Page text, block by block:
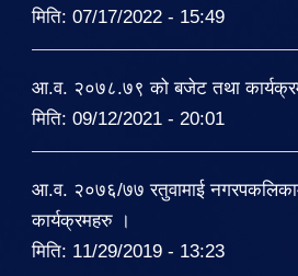
मिति: 07/17/2022 - 15:49
आ.व. २०७८.७९ को बजेट तथा
मिति: 09/12/2021 - 20:01
आ.व. २०७६/७७ रतुवामाई
कार्यक्रमहरु ।
मिति: 11/29/2019 - 13:23